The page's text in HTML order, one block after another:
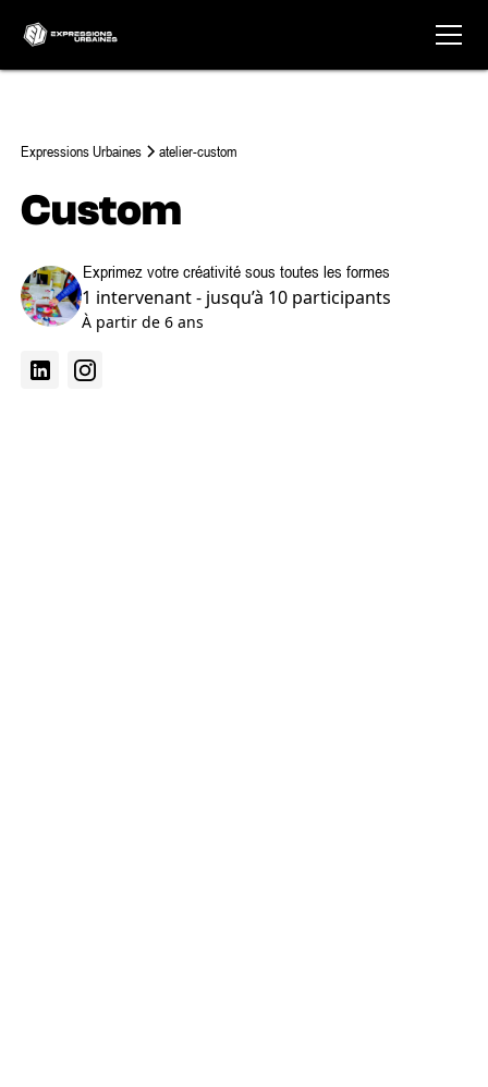
Expressions Urbaines atelier-custom
Custom
Exprimez votre créativité sous toutes les formes
1 intervenant - jusqu’à 10 participants
À partir de 6 ans